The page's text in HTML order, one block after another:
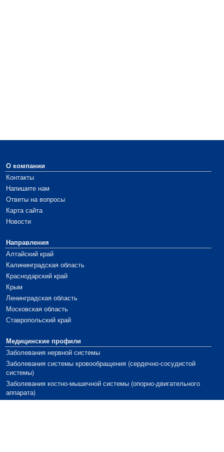
О компании
Контакты
Напишите нам
Ответы на вопросы
Карта сайта
Новости
Направления
Алтайский край
Калининградская область
Краснодарский край
Крым
Ленинградская область
Московская область
Ставропольский край
Медицинские профили
Заболевания нервной системы
Заболевания системы кровообращения (сердечно-сосудистой
системы)
Заболевания костно-мышечной системы (опорно-двигательного
аппарата)